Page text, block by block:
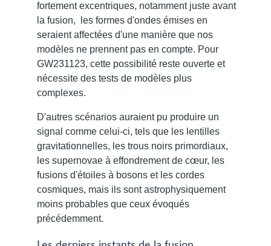
fortement excentriques, notamment juste avant
la fusion, les formes d'ondes émises en
seraient affectées d'une manière que nos
modèles ne prennent pas en compte. Pour
GW231123, cette possibilité reste ouverte et
nécessite des tests de modèles plus
complexes.
D'autres scénarios auraient pu produire un
signal comme celui-ci, tels que les lentilles
gravitationnelles, les trous noirs primordiaux,
les supernovae à effondrement de cœur, les
fusions d'étoiles à bosons et les cordes
cosmiques, mais ils sont astrophysiquement
moins probables que ceux évoqués
précédemment.